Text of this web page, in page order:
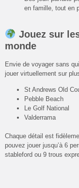
en famille, tout en
Jouez sur
monde
Envie de voyager sans
jouer virtuellement sur
St Andrews Old
Pebble Beach
Le Golf National
Valderrama
Chaque détail est
pouvez jouer jusqu’à 6
stableford ou 9 trous